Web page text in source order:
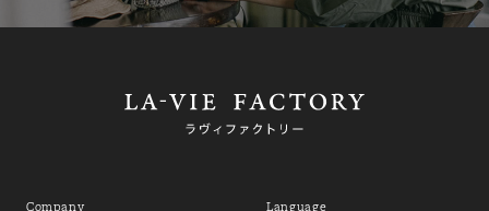
Company Language